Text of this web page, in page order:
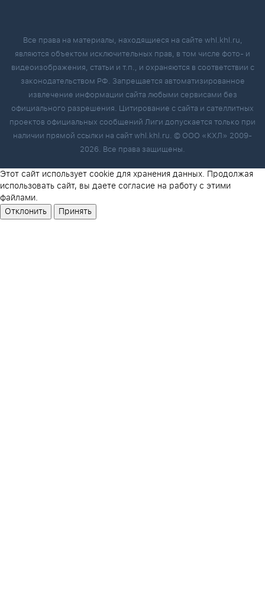
Все права на материалы, находящиеся на сайте whl.khl.ru,
являются объектом исключительных прав, в том числе фото- и
видеоизображения, статьи и т.п., и охраняются в соответствии с
законодательством РФ. Запрещается автоматизированное
извлечение информации сайта любыми сервисами без
официального разрешения. Цитирование с сайта и сателлитных
проектов официальных сообщений Лиги допускается только при
наличии прямой ссылки на сайт whl.khl.ru. © ООО «КХЛ» 2009-
2026. Все права защищены.
Этот сайт использует cookie для хранения данных. Продолжая
использовать сайт, вы даете согласие на работу с этими
файлами.
Отклонить
Принять